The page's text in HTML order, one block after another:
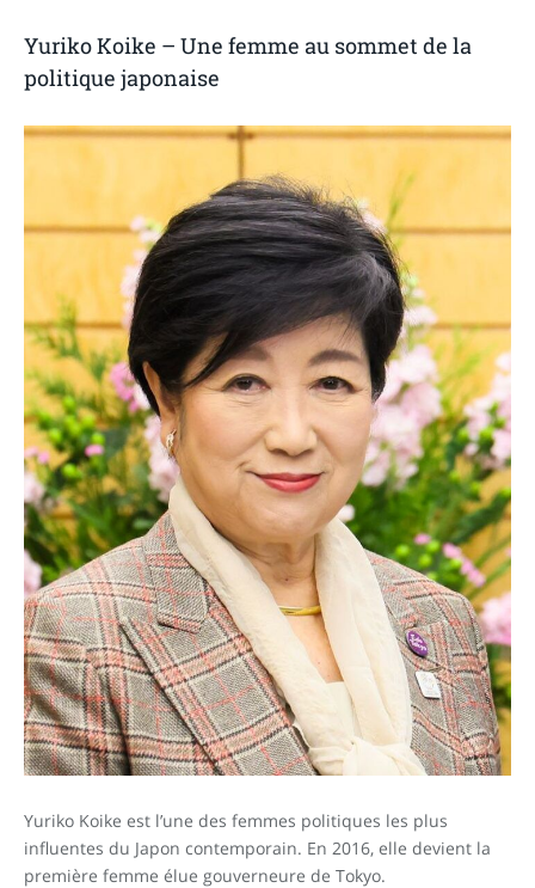
Yuriko Koike – Une femme au sommet de la
politique japonaise
Yuriko Koike est l’une des femmes politiques les plus
influentes du Japon contemporain. En 2016, elle devient la
première femme élue gouverneure de Tokyo.